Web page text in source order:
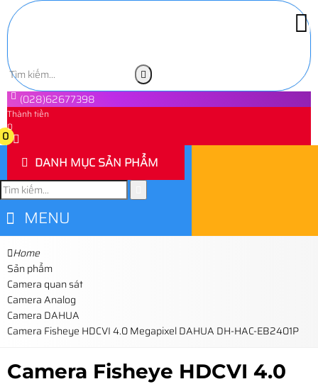
(028)62677398
Thành tiền
0
0
DANH MỤC SẢN PHẨM
MENU
Home
Sản phẩm
Camera quan sát
Camera Analog
Camera DAHUA
Camera Fisheye HDCVI 4.0 Megapixel DAHUA DH-HAC-EB2401P
Camera Fisheye HDCVI 4.0